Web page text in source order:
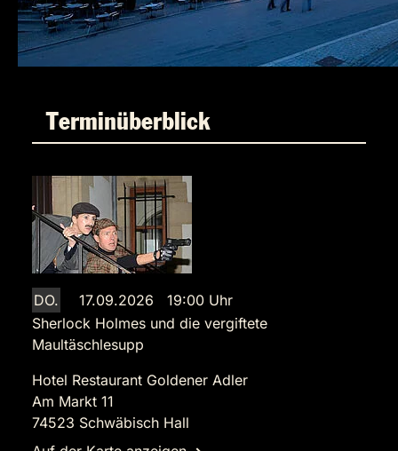
Terminüberblick
DO.
17.09.2026 19:00 Uhr
Sherlock Holmes und die vergiftete
Maultäschlesupp
Hotel Restaurant Goldener Adler
Am Markt 11
74523 Schwäbisch Hall